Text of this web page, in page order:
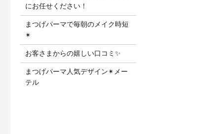
にお任せください！
まつげパーマで毎朝のメイク時短
✴︎
お客さまからの嬉しい口コミ✨
まつげパーマ人気デザイン✴︎メー
テル